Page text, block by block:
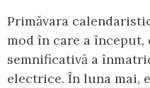
Primăvara
mod în care a început,
semnificativă a
electrice. În luna mai,